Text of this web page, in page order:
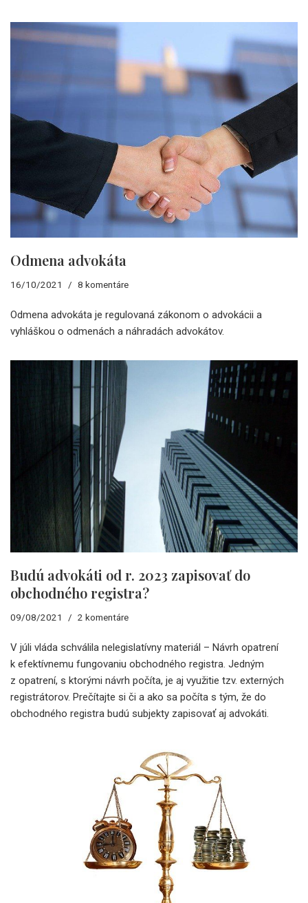
Odmena advokáta
16/10/2021 8 komentáre
Odmena advokáta je regulovaná zákonom o advokácii a
vyhláškou o odmenách a náhradách advokátov.
Budú advokáti od r. 2023 zapisovať do
obchodného registra?
09/08/2021 2 komentáre
V júli vláda schválila nelegislatívny materiál – Návrh opatrení
k efektívnemu fungovaniu obchodného registra. Jedným
z opatrení, s ktorými návrh počíta, je aj využitie tzv. externých
registrátorov. Prečítajte si či a ako sa počíta s tým, že do
obchodného registra budú subjekty zapisovať aj advokáti.